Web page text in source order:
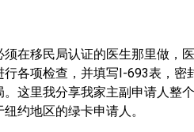
须在移民局认证的医生那里做，
行各项检查，并填写I-693表，密
。这里我分享我家主副申请人整
约地区的绿卡申请人。